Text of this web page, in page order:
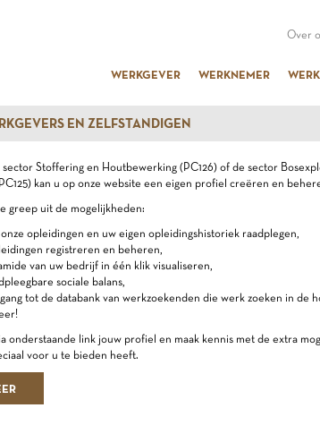
Over
WERKGEVER WERKNEMER
EN ZELFSTANDIGEN
Stoffering en Houtbewerking (PC126) of de sector
kan u op onze website een eigen profiel creëren en
greep uit de mogelijkheden:
opleidingen en uw eigen opleidingshistoriek raadplegen,
registreren en beheren,
van uw bedrijf in één klik visualiseren,
sociale balans,
tot de databank van werkzoekenden die werk zoeken in de
onderstaande link jouw profiel en maak kennis met de extra
voor u te bieden heeft.